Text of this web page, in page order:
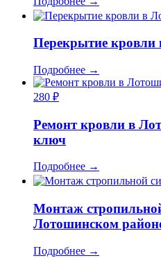
Перекрытие
Подробнее →
280 ₽
Ремонт кровли в
ключ
Подробнее →
Монтаж
Лотошинском
Подробнее →